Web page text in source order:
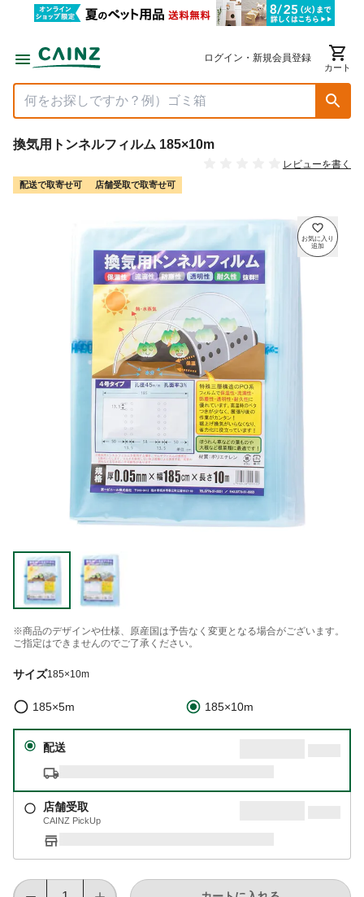
ログイン・新規会員登録
カート
換気用トンネルフィルム 185×10m
レビューを書く
配送で取寄せ可 店舗受取で取寄せ可
※商品のデザインや仕様、原産国は予告なく変更となる場合がございます。
ご指定はできませんのでご了承ください。
サイズ185×10m
185×5m 185×10m
配送
店舗受取
CAINZ PickUp